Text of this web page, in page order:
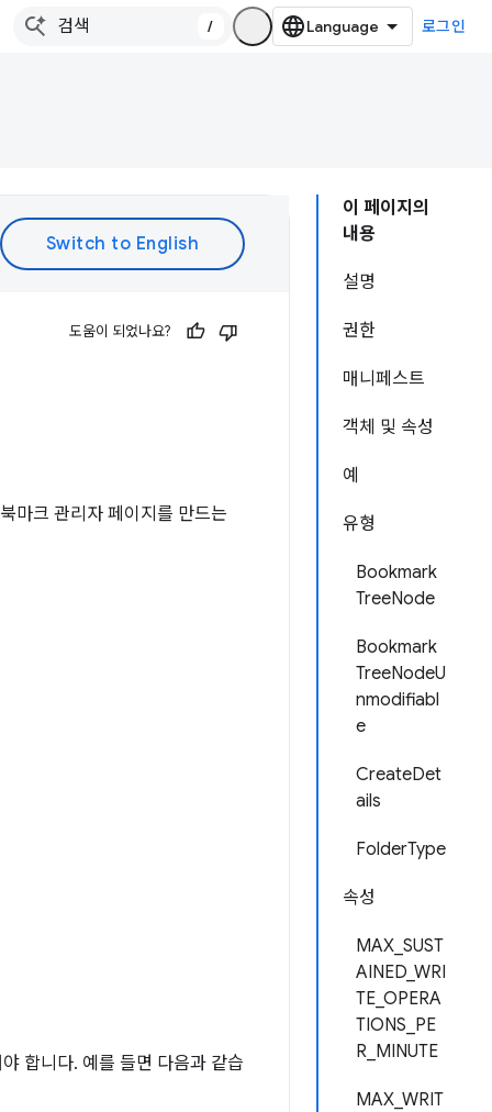
/ 로그인
이 페이지의
내용
설명
권한
매니페스트
객체 및 속성
예
유형
Bookmark
TreeNode
Bookmark
TreeNodeU
nmodifiabl
e
CreateDet
ails
FolderType
속성
MAX_SUST
AINED_WRI
TE_OPERA
TIONS_PE
R_MINUTE
MAX_WRIT
도움이 되었나요?
마크 관리자 페이지를 만드는
합니다. 예를 들면 다음과 같습